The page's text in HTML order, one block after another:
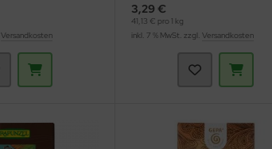
Versandkosten
3,29 €
41,13 € pro 1 kg
inkl. 7 % MwSt. zzgl.Versandkosten